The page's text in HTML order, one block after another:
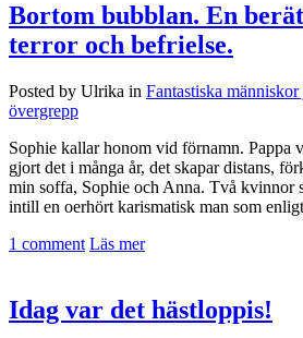
Bortom bubblan. En
terror och befrielse.
Posted by Ulrika in Fantastiska
övergrepp
Sophie kallar honom vid förnamn. Pappa
gjort det i många år, det skapar distans,
min soffa, Sophie och Anna. Två kvinnor
intill en oerhört karismatisk man som
1 comment Läs mer
Idag var det hästloppis!